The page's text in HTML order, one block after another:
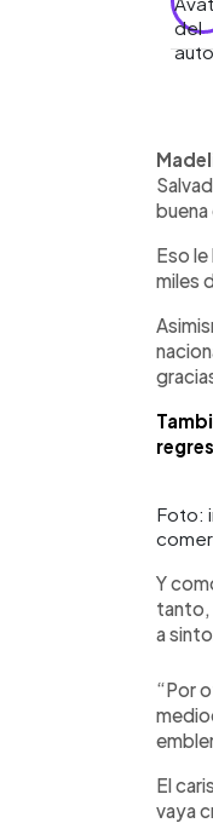
Eso
miles
Foto:
Y
tanto,
a
“Por
El
vaya